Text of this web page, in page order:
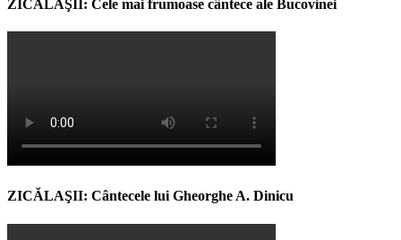
ZICĂLAŞII: Cele mai frumoase cântece ale Bucovinei
ZICĂLAŞII: Cântecele lui Gheorghe A. Dinicu